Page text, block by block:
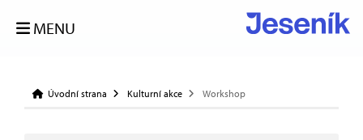
MENU
Úvodní strana Kulturní akce Workshop